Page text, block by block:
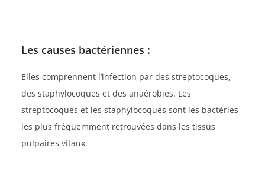
Les causes bactériennes :
Elles comprennent l’infection par des streptocoques,
des staphylocoques et des anaérobies. Les
streptocoques et les staphylocoques sont les bactéries
les plus fréquemment retrouvées dans les tissus
pulpaires vitaux.